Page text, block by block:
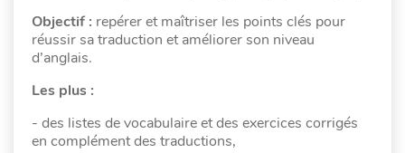
Objectif : repérer et maîtriser les points clés pour
réussir sa traduction et améliorer son niveau
d’anglais.
Les plus :
- des listes de vocabulaire et des exercices corrigés
en complément des traductions,